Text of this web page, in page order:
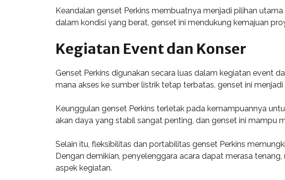
Keandalan genset Perkins membuatnya menjadi pilihan
dalam kondisi yang berat, genset ini mendukung kemajuan
Kegiatan Event dan Konser
Genset Perkins digunakan secara luas dalam kegiatan event
mana akses ke sumber listrik tetap terbatas, genset ini
Keunggulan genset Perkins terletak pada kemampuannya
akan daya yang stabil sangat penting, dan genset ini mampu
Selain itu, fleksibilitas dan portabilitas genset Perkins
Dengan demikian, penyelenggara acara dapat merasa
aspek kegiatan.